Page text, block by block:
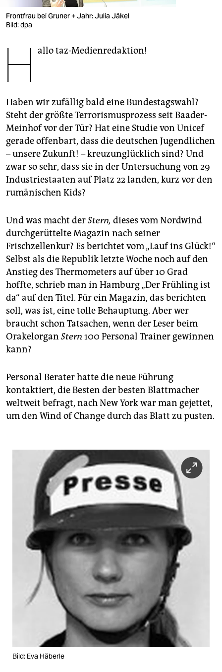
veranstaltungen
shop
fragen & hilfe
unterstützen
abo
genossenschaft
epaper login
Frontfrau bei Gruner + Jahr: Julia Jäkel
Bild: dpa
H allo taz-Medienredaktion!
Haben wir zufällig bald eine Bundestagswahl?
Steht der größte Terrorismusprozess seit Baader-
Meinhof vor der Tür? Hat eine Studie von Unicef
gerade offenbart, dass die deutschen Jugendlichen
– unsere Zukunft! – kreuzunglücklich sind? Und
zwar so sehr, dass sie in der Untersuchung von 29
Industriestaaten auf Platz 22 landen, kurz vor den
rumänischen Kids?
Und was macht derStern, dieses vom Nordwind
durchgerüttelte Magazin nach seiner
Frischzellenkur? Es berichtet vom „Lauf ins Glück!“
Selbst als die Republik letzte Woche noch auf den
Anstieg des Thermometers auf über 10 Grad
hoffte, schrieb man in Hamburg „Der Frühling ist
da“ auf den Titel. Für ein Magazin, das berichten
soll, was ist, eine tolle Behauptung. Aber wer
braucht schon Tatsachen, wenn der Leser beim
Orakelorgan Stern 100 Personal Trainer gewinnen
kann?
Personal Berater hatte die neue Führung
kontaktiert, die Besten der besten Blattmacher
weltweit befragt, nach New York war man gejettet,
um den Wind of Change durch das Blatt zu pusten.
Bild: Eva Häberle